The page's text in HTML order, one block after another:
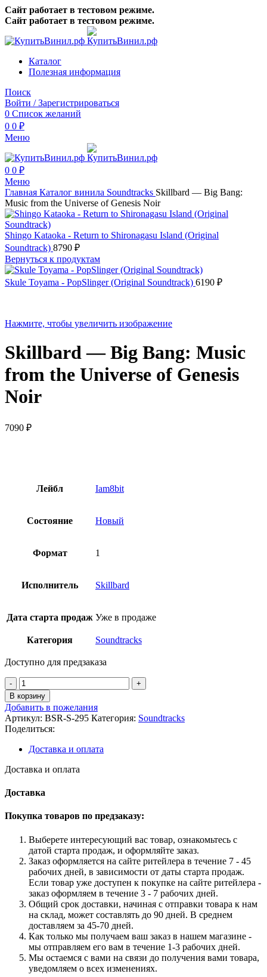
Сайт работает в тестовом режиме.
Сайт работает в тестовом режиме.
Каталог
Полезная информация
Поиск
Войти / Зарегистрироваться
0 Список желаний
0 0 ₽
Меню
0 0 ₽
Меню
Главная Каталог винила Soundtracks Skillbard — Big Bang:
Music from the Universe of Genesis Noir
Shingo Kataoka - Return to Shironagasu Island (Original
Soundtrack) 8790 ₽
Вернуться к продуктам
Skule Toyama - PopSlinger (Original Soundtrack) 6190 ₽
Нажмите, чтобы увеличить изображение
Skillbard — Big Bang: Music
from the Universe of Genesis
Noir
7090 ₽
Лейбл Iam8bit
Состояние Новый
Формат 1
Исполнитель Skillbard
Дата старта продаж Уже в продаже
Категория Soundtracks
Доступно для предзаказа
Количество
товара
Skillbard
-
Big
Bang:
Music
from
the
of
В корзину
Добавить в пожелания
Артикул: BSR-S-295 Категория: Soundtracks
Поделиться:
Доставка и оплата
Доставка и оплата
Доставка
Покупка товаров по предзаказу:
Выберете интересующий вас товар, ознакомьтесь с
датой старта продаж, и оформляйте заказ.
Заказ оформляется на сайте ритейлера в течение 7 - 45
рабочих дней, в зависимости от даты старта продаж.
Если товар уже доступен к покупке на сайте ритейлера -
заказ оформляем в течение 3 - 7 рабочих дней.
Общий срок доставки, начиная с отправки товара к нам
на склад, может составлять до 90 дней. В среднем
доставляем за 45-70 дней.
Как только мы получаем ваш заказ в нашем магазине -
мы отправляем его вам в течение 1-3 рабочих дней.
Мы остаемся с вами на связи до получения вами товара,
уведомляем о всех изменениях.